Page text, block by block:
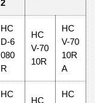
2
HC
D-6
080
R
HC
V-70
10R
HC
V-70
10R
A
HC
HC
HC